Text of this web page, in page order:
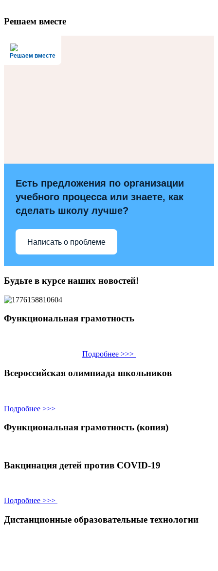
Решаем вместе
Решаем вместе
Есть предложения по организации
учебного процесса или знаете, как
сделать школу лучше?
Написать о проблеме
Будьте в курсе наших новостей!
Функциональная грамотность
Подробнее >>>
Всероссийская олимпиада школьников
Подробнее >>>
Функциональная грамотность (копия)
Вакцинация детей против COVID-19
Подробнее >>>
Дистанционные образовательные технологии